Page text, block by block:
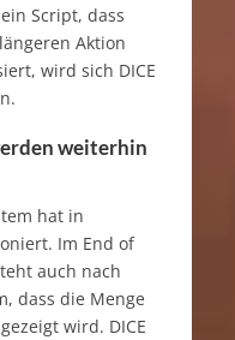
Script, dass
Aktion
wird sich DICE
weiterhin
hat in
Im End of
auch nach
dass die Menge
wird. DICE